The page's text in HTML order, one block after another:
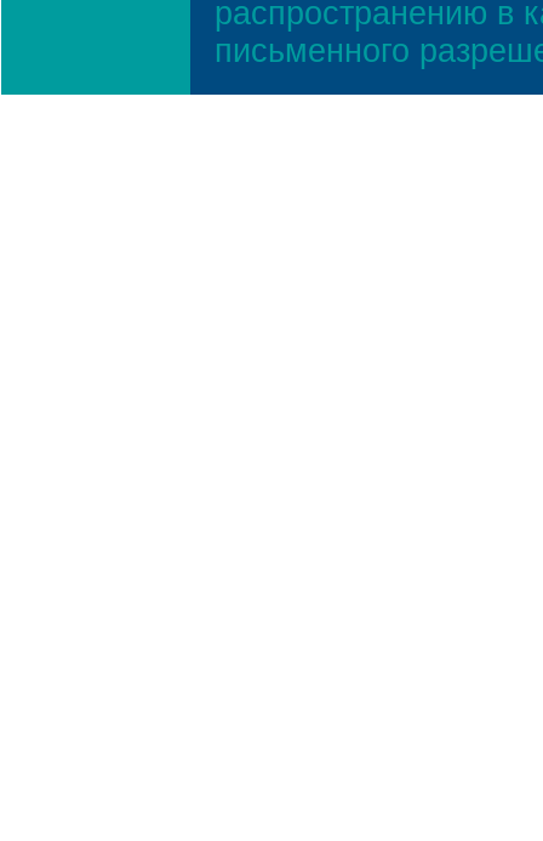
распространению в
письменного